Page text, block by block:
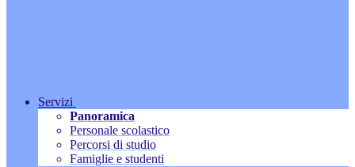
Servizi
Panoramica
Personale scolastico
Percorsi di studio
Famiglie e studenti